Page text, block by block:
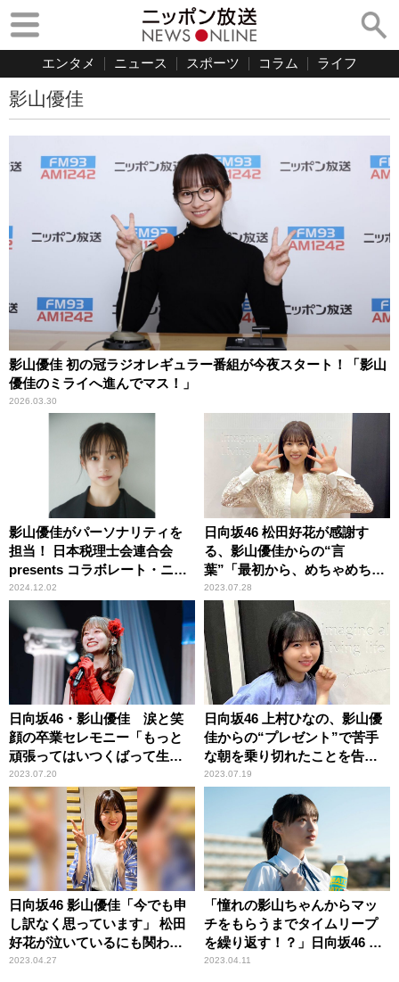
エンタメ ニュース スポーツ コラム ライフ
影山優佳
影山優佳 初の冠ラジオレギュラー番組が今夜スタート！「影山
優佳のミライへ進んでマス！」
2026.03.30
影山優佳がパーソナリティを
担当！ 日本税理士会連合会
presents コラボレート・ニッ
ポン『税理士のことを教えて
Ato税！？』
2024.12.02
日向坂46 松田好花が感謝す
る、影山優佳からの“言
葉”「最初から、めちゃめちゃ
受け入れてくださって……」
2023.07.28
日向坂46・影山優佳 涙と笑
顔の卒業セレモニー「もっと
頑張ってはいつくばって生き
ていきます！」 最後のステ
ージは、クイズにラジオに歌
と、にぎやかに終える
2023.07.20
日向坂46 上村ひなの、影山優
佳からの“プレゼント”で苦手
な朝を乗り切れたことを告白
「もう毎朝すっきり」
2023.07.19
日向坂46 影山優佳「今でも申
し訳なく思っています」 松田
好花が泣いているにも関わら
ず聞いてしまった“質問”
2023.04.27
「憧れの影山ちゃんからマッ
チをもらうまでタイムリープ
を繰り返す！？」日向坂46 影
山優佳、ビタミン炭酸飲料
2023.04.11